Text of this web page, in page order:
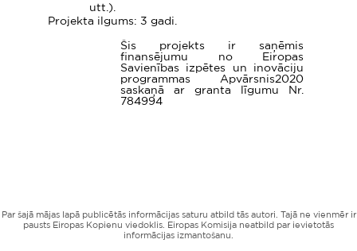
utt.).
Projekta ilgums: 3 gadi.
Šis projekts ir saņēmis
finansējumu no Eiropas
Savienības izpētes un inovāciju
programmas Apvārsnis2020
saskaņā ar granta līgumu Nr.
784994
Par šajā mājas lapā publicētās informācijas saturu atbild tās autori. Tajā ne vienmēr ir
pausts Eiropas Kopienu viedoklis. Eiropas Komisija neatbild par ievietotās
informācijas izmantošanu.